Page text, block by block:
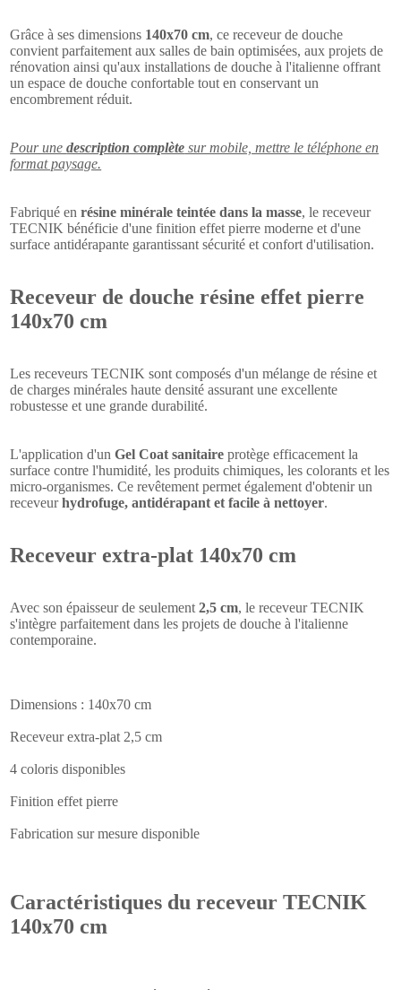
Grâce à ses dimensions 140x70 cm, ce receveur de douche
convient parfaitement aux salles de bain optimisées, aux projets de
rénovation ainsi qu'aux installations de douche à l'italienne offrant
un espace de douche confortable tout en conservant un
encombrement réduit.
Pour unedescription complète sur mobile, mettre le téléphone en
format paysage.
Fabriqué enrésine minérale teintée dans la masse, le receveur
TECNIK bénéficie d'une finition effet pierre moderne et d'une
surface antidérapante garantissant sécurité et confort d'utilisation.
Receveur de douche résine effet pierre
140x70 cm
Les receveurs TECNIK sont composés d'un mélange de résine et
de charges minérales haute densité assurant une excellente
robustesse et une grande durabilité.
L'application d'unGel Coat sanitaire protège efficacement la
surface contre l'humidité, les produits chimiques, les colorants et les
micro-organismes. Ce revêtement permet également d'obtenir un
receveurhydrofuge, antidérapant et facile à nettoyer.
Receveur extra-plat 140x70 cm
Avec son épaisseur de seulement2,5 cm, le receveur TECNIK
s'intègre parfaitement dans les projets de douche à l'italienne
contemporaine.
Dimensions : 140x70 cm
Receveur extra-plat 2,5 cm
4 coloris disponibles
Finition effet pierre
Fabrication sur mesure disponible
Caractéristiques du receveur TECNIK
140x70 cm